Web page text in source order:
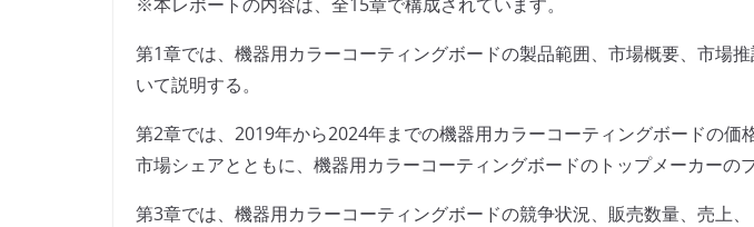
第1章では、機器用カラーコーティングボードの製品範囲、市場概要、市場
いて説明する。
第2章では、2019年から2024年までの機器用カラーコーティングボードの価
市場シェアとともに、機器用カラーコーティングボードのトップメーカーの
第3章では、機器用カラーコーティングボードの競争状況、販売数量、売上